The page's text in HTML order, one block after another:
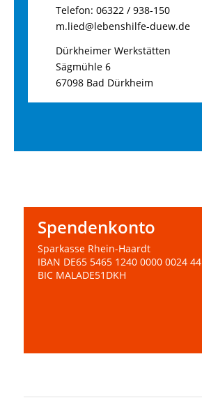
Telefon: 06322 / 938-150
m.lied@lebenshilfe-duew.de
Dürkheimer Werkstätten
Sägmühle 6
67098 Bad Dürkheim
Spendenkonto
Sparkasse Rhein-Haardt
IBAN DE65 5465 1240 0000 0024 44
BIC MALADE51DKH